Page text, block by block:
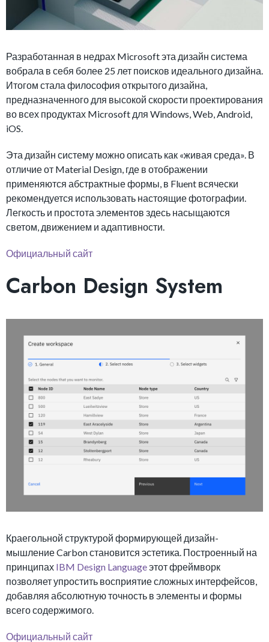
Разработанная в недрах Microsoft эта дизайн система
вобрала в себя более 25 лет поисков идеального дизайна.
Итогом стала философия открытого дизайна,
предназначенного для высокой скорости проектирования
во всех продуктах Microsoft для Windows, Web, Android,
iOS.
Эта дизайн систему можно описать как «живая среда». В
отличие от Material Design, где в отображении
применяются абстрактные формы, в Fluent всячески
рекомендуется использовать настоящие фотографии.
Легкость и простота элементов здесь насыщаются
светом, движением и адаптивности.
Официальный сайт
Carbon Design System
Краегольной структурой формирующей дизайн-
мышление Carbon становится эстетика. Построенный на
принципах IBM Design Languageэтот фреймворк
позволяет упростить восприятие сложных интерфейсов,
добавляя абсолютную точность в элементы и формы
всего содержимого.
Официальный сайт